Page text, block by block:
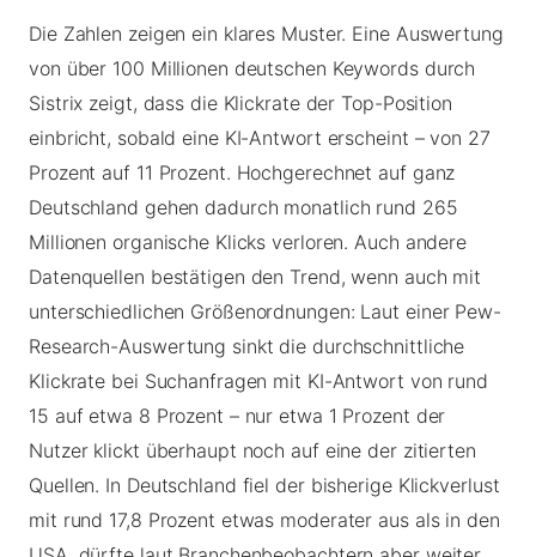
Die Zahlen zeigen ein klares Muster. Eine Auswertung
von über 100 Millionen deutschen Keywords durch
Sistrix zeigt, dass die Klickrate der Top-Position
einbricht, sobald eine KI-Antwort erscheint – von 27
Prozent auf 11 Prozent. Hochgerechnet auf ganz
Deutschland gehen dadurch monatlich rund 265
Millionen organische Klicks verloren. Auch andere
Datenquellen bestätigen den Trend, wenn auch mit
unterschiedlichen Größenordnungen: Laut einer Pew-
Research-Auswertung sinkt die durchschnittliche
Klickrate bei Suchanfragen mit KI-Antwort von rund
15 auf etwa 8 Prozent – nur etwa 1 Prozent der
Nutzer klickt überhaupt noch auf eine der zitierten
Quellen. In Deutschland fiel der bisherige Klickverlust
mit rund 17,8 Prozent etwas moderater aus als in den